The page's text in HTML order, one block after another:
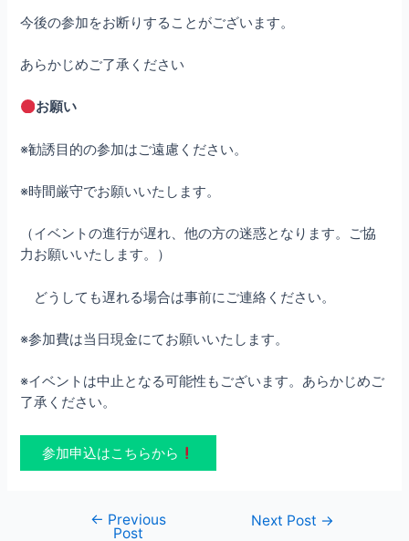
今後の参加をお断りすることがございます。
あらかじめご了承ください
お願い
※勧誘目的の参加はご遠慮ください。
※時間厳守でお願いいたします。
（イベントの進行が遅れ、他の方の迷惑となります。ご協
力お願いいたします。）
どうしても遅れる場合は事前にご連絡ください。
※参加費は当日現金にてお願いいたします。
※イベントは中止となる可能性もございます。あらかじめご
了承ください。
参加申込はこちらから
← Previous
Post
Next Post →